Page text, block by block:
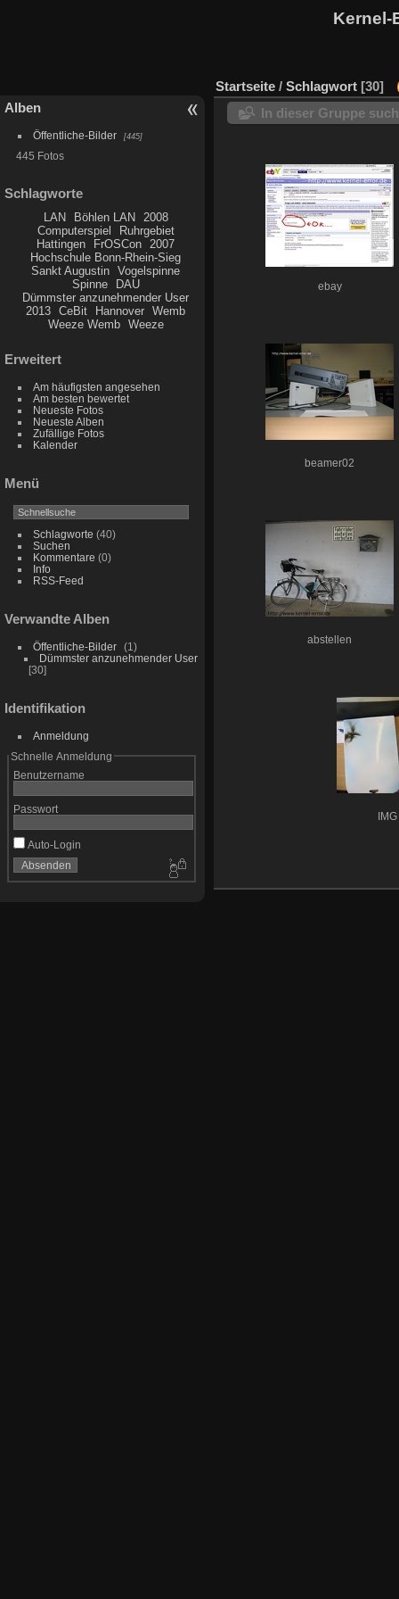
Kernel-
Alben
Öffentliche-Bilder 445
445 Fotos
Schlagworte
LAN Böhlen LAN
2008
Computerspiel
Ruhrgebiet
Hattingen
FrOSCon
2007
Hochschule Bonn-Rhein-Sieg
Sankt Augustin
Vogelspinne
Spinne
DAU
Dümmster anzunehmender User
2013
CeBit Hannover
Wemb
Weeze Wemb
Weeze
Erweitert
Am häufigsten angesehen
Am besten bewertet
Neueste Fotos
Neueste Alben
Zufällige Fotos
Kalender
Menü
Schlagworte (40)
Suchen
Kommentare (0)
Info
RSS-Feed
Verwandte Alben
Öffentliche-Bilder
1
Dümmster anzunehmender User
30
Identifikation
Anmeldung
Schnelle Anmeldung
Benutzername
Passwort
Auto-Login
Startseite / Schlagwort 30
In dieser Gruppe
ebay
beamer02
abstellen